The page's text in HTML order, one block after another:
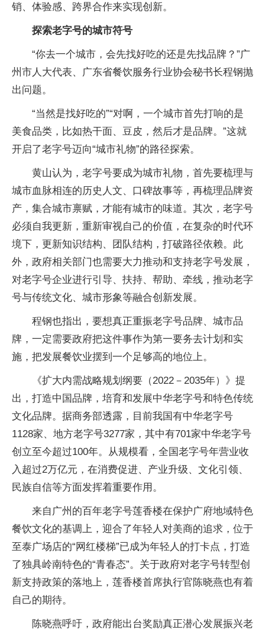
销、体验感、跨界合作来实现创新。
探索老字号的城市符号
“你去一个城市，会先找好吃的还是先找品牌？”广
州市人大代表、广东省餐饮服务行业协会秘书长程钢抛
出问题。
“当然是找好吃的”“对啊，一个城市首先打响的是
美食品类，比如热干面、豆皮，然后才是品牌。”这就
开启了老字号迈向“城市礼物”的路径探索。
黄山认为，老字号要成为城市礼物，首先要梳理与
城市血脉相连的历史人文、口碑故事等，再梳理品牌资
产，集合城市禀赋，才能有城市的味道。其次，老字号
必须自我更新，重新审视自己的价值，在复杂的时代环
境下，更新知识结构、团队结构，打破路径依赖。此
外，政府相关部门也需要大力推动和支持老字号发展，
对老字号企业进行引导、扶持、帮助、牵线，推动老字
号与传统文化、城市形象等融合创新发展。
程钢也指出，要想真正重振老字号品牌、城市品
牌，一定需要政府把这件事作为第一要务去计划和实
施，把发展餐饮业摆到一个足够高的地位上。
《扩大内需战略规划纲要（2022－2035年）》提
出，打造中国品牌，培育和发展中华老字号和特色传统
文化品牌。据商务部透露，目前我国有中华老字号
1128家、地方老字号3277家，其中有701家中华老字号
创立至今超过100年。从规模看，全国老字号年营业收
入超过2万亿元，在消费促进、产业升级、文化引领、
民族自信等方面发挥着重要作用。
来自广州的百年老字号莲香楼在保护广府地域特色
餐饮文化的基调上，迎合了年轻人对美商的追求，位于
至泰广场店的“网红楼梯”已成为年轻人的打卡点，打造
了独具岭南特色的“青春态”。关于政府对老字号转型创
新支持政策的落地上，莲香楼首席执行官陈晓燕也有着
自己的期待。
陈晓燕呼吁，政府能出台奖励真正潜心发展振兴老